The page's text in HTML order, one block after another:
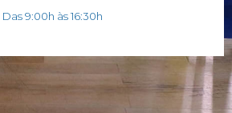
Das 9:00h às 16:30h